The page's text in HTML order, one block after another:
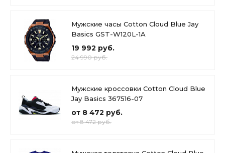
Мужские часы Cotton Cloud Blue Jay
Basics GST-W120L-1A
19 992 руб.
24 990 руб.
Мужские кроссовки Cotton Cloud Blue
Jay Basics 367516-07
от 8 472 руб.
от 8 472 руб.